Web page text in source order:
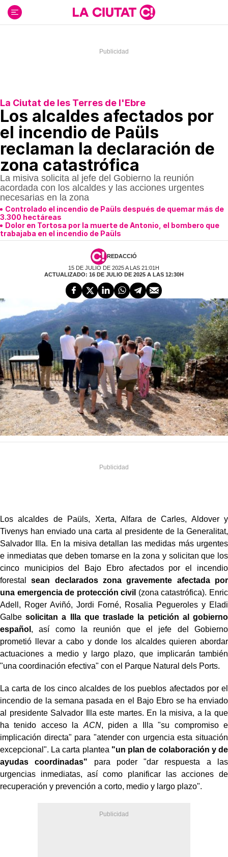
contenido
La Ciutat de les Terres de l'Ebre
Los alcaldes afectados por
el incendio de Paüls
reclaman la declaración de
zona catastrófica
La misiva solicita al jefe del Gobierno la reunión
acordada con los alcaldes y las acciones urgentes
necesarias en la zona
Controlado el incendio de Paüls después de quemar más de
3.300 hectáreas
Dolor en Tortosa por la muerte de Antonio, el bombero que
trabajaba en el incendio de Paüls
REDACCIÓ
15 DE JULIO DE 2025 A LAS 21:01H
ACTUALIZADO: 16 DE JULIO DE 2025 A LAS 12:30H
Los alcaldes de Paüls, Xerta, Alfara de Carles, Aldover y
Tivenys han enviado una carta al presidente de la Generalitat,
Salvador Illa. En la misiva detallan las medidas más urgentes
e inmediatas que deben tomarse en la zona y solicitan que los
cinco municipios del Bajo Ebro afectados por el incendio
forestalsean declarados zona gravemente afectada por
una emergencia de protección civil (zona catastrófica). Enric
Adell, Roger Aviñó, Jordi Forné, Rosalia Pegueroles y Eladi
Galbesolicitan a Illa que traslade la petición al gobierno
español , así como la reunión que el jefe del Gobierno
prometió llevar a cabo y donde los alcaldes quieren abordar
actuaciones a medio y largo plazo, que implicarán también
"una coordinación efectiva" con el Parque Natural dels Ports.
La carta de los cinco alcaldes de los pueblos afectados por el
incendio de la semana pasada en el Bajo Ebro se ha enviado
al presidente Salvador Illa este martes. En la misiva, a la que
ha tenido acceso la ACN, piden a Illa "su compromiso e
implicación directa" para "atender con urgencia esta situación
excepcional". La carta plantea "un plan de colaboración y de
ayudas coordinadas" para poder "dar respuesta a las
urgencias inmediatas, así como planificar las acciones de
recuperación y prevención a corto, medio y largo plazo".